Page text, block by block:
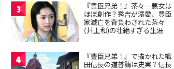
3
『豊臣兄弟！』茶々＝悪女は
ほぼ創作？秀吉が溺愛、豊臣
家滅亡を背負わされた茶々
(井上和)の壮絶すぎる生涯
4
『豊臣兄弟！』で描かれた織
田信長の道普請は史実？信長